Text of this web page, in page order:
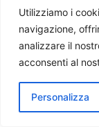
Utilizziamo i
navigazione,
analizzare il
acconsenti al
Personalizza